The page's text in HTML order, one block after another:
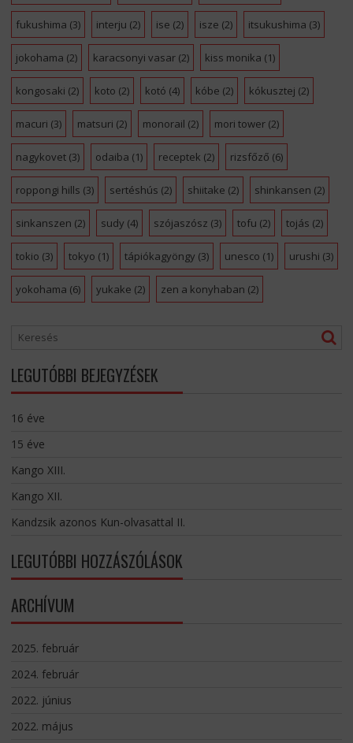
fukushima (3) interju (2) ise (2) isze (2) itsukushima (3)
jokohama (2) karacsonyi vasar(2) kiss monika (1)
kongosaki (2) koto (2) kotó (4) kóbe (2) kókusztej (2)
macuri (3) matsuri (2) monorail (2) mori tower(2)
nagykovet(3) odaiba (1) receptek (2) rizsfőző (6)
roppongi hills (3) sertéshús (2) shiitake (2) shinkansen (2)
sinkanszen (2) sudy (4) szójaszósz (3) tofu (2) tojás (2)
tokio (3) tokyo (1) tápiókagyöngy (3) unesco (1) urushi (3)
yokohama (6) yukake (2) zen a konyhaban (2)
LEGUTÓBBI BEJEGYZÉSEK
16 éve
15 éve
Kango XIII.
Kango XII.
Kandzsik azonos Kun-olvasattal II.
LEGUTÓBBI HOZZÁSZÓLÁSOK
ARCHÍVUM
2025. február
2024. február
2022. június
2022. május